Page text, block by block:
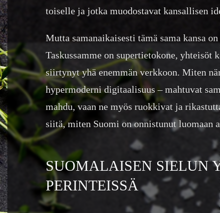
toiselle ja jotka muodostavat kansallisen
Mutta samanaikaisesti tämä sama kansa
Taskussamme on supertietokone,
siirtynyt yhä enemmän verkkoon. Miten
hypermoderni digitaalisuus – mahtuvat
mahdu, vaan ne myös ruokkivat ja
siitä, miten Suomi on onnistunut
SUOMALAISEN SIELUN
PERINTEISSÄ